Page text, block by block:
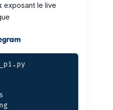
exposant le live